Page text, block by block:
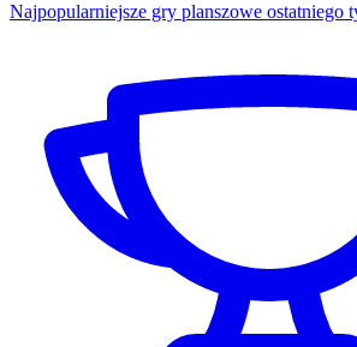
Najpopularniejsze gry planszowe ostatniego